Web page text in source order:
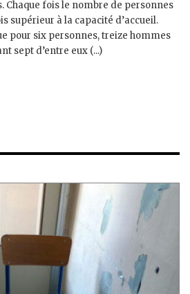
Chaque fois le nombre de personnes
supérieur à la capacité d’accueil.
pour six personnes, treize hommes
sept d’entre eux (...)